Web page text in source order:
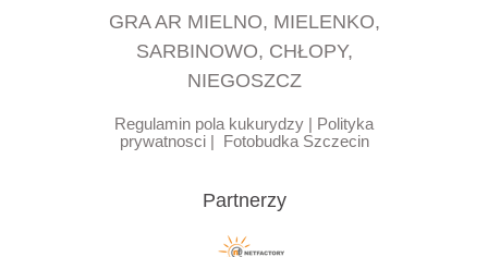
GRA AR MIELNO, MIELENKO,
SARBINOWO, CHŁOPY,
NIEGOSZCZ
Regulamin pola kukurydzy | Polityka
prywatnosci| Fotobudka Szczecin
Partnerzy